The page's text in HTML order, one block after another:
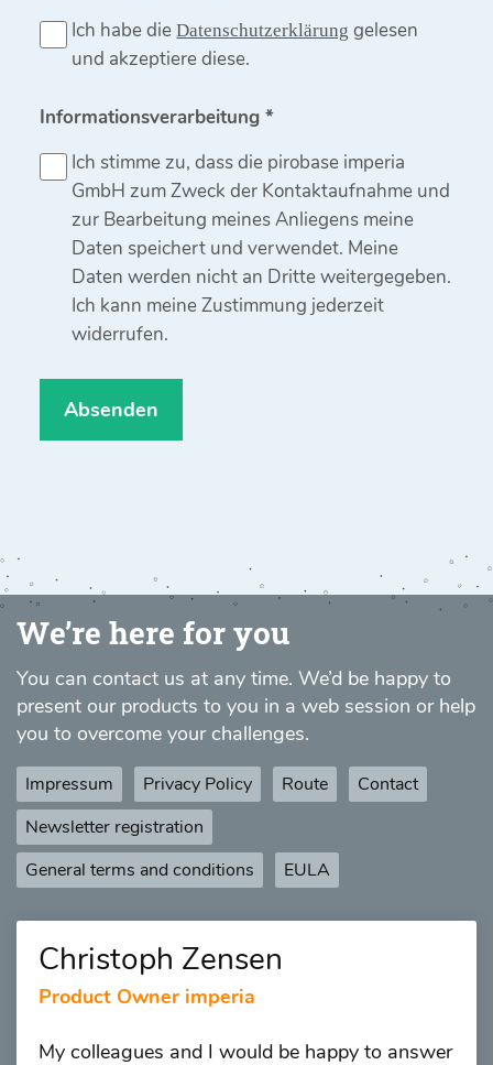
Ich habe dieDatenschutzerklärung gelesen
und akzeptiere diese.
Informationsverarbeitung *
Ich stimme zu, dass die pirobase imperia
GmbH zum Zweck der Kontaktaufnahme und
zur Bearbeitung meines Anliegens meine
Daten speichert und verwendet. Meine
Daten werden nicht an Dritte weitergegeben.
Ich kann meine Zustimmung jederzeit
widerrufen.
We’re here for you
You can contact us at any time. We’d be happy to
present our products to you in a web session or help
you to overcome your challenges.
Impressum Privacy Policy Route
Contact
Newsletter registration
General terms and conditions
EULA
Christoph Zensen
Product Owner imperia
My colleagues and I would be happy to answer